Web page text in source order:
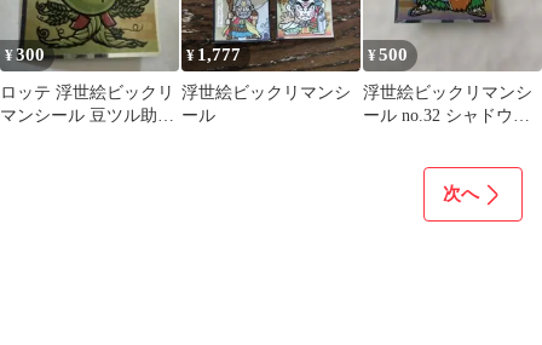
¥300
ロッテ 浮世絵ビックリ
マンシール 豆ツル助
¥ 1,777
浮世絵ビックリマンシ
ール
¥500
浮世絵ビックリマンシ
ール no.32 シャドウ魔
次へ